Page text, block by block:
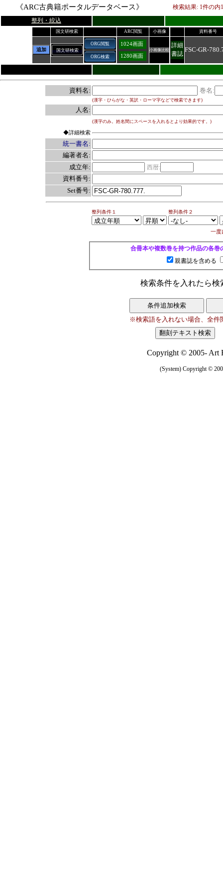
《ARC古典籍ポータルデータベース》 検索結果: 1件の内1
整列・絞込
国文研検索 ARC閲覧 小画像 資料番号
追加 国文研検索
ORG閲覧
ORG検索
1024画面
1280画面
小画像比較
詳細
書誌
FSC-GR-
資料名: 巻名:
(漢字・ひらがな・英訳・ローマ字などで検索できます)
人名:
(漢字のみ。姓名間にスペースを入れるとより効果的です。)
◆詳細検索
統一書名:
編著者名:
成立年:
西暦:
資料番号:
Set番号:
整列条件１ 整列条件２
一度
合冊本や複数巻を持つ作品の各
親書誌を含める
検索条件を入れたら
※検索語を入れない場合、全件
Copyright © 2005- Art
(System) Copyright ©